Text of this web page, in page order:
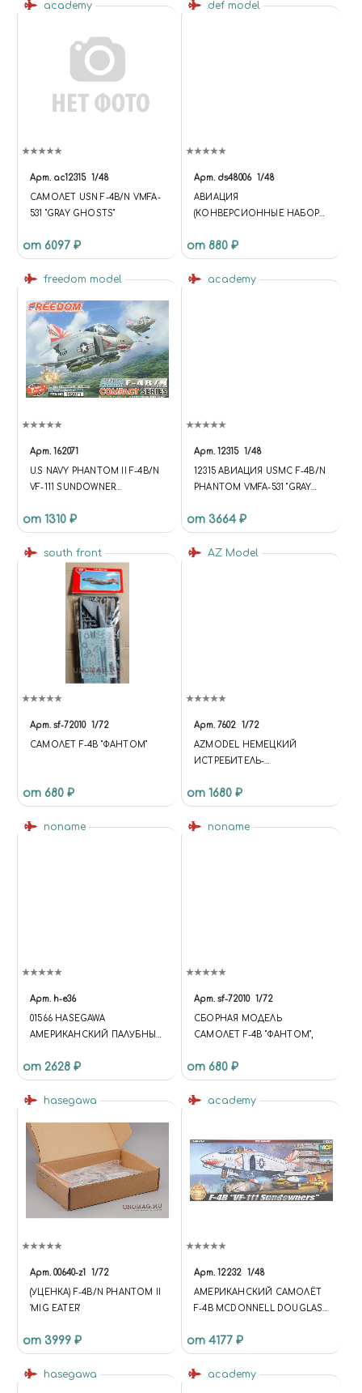
academy
Арт. ac12315 1/48
САМОЛЕТ USN F-4B/N VMFA-
531 "GRAY GHOSTS"
от 6097 ₽
def model
Арт. ds48006 1/48
АВИАЦИЯ
(КОНВЕРСИОННЫЕ НАБОРЫ)
PHANTOM II FOD COVER SET
(FOR ACADEMY 1/48)
от 880 ₽
freedom model
Арт. 162071
U.S NAVY PHANTOM II F-4B/N
VF-111 SUNDOWNER
от 1310 ₽
academy
Арт. 12315 1/48
12315 АВИАЦИЯ USMC F-4B/N
PHANTOM VMFA-531 "GRAY
от 3664 ₽
south front
Арт. sf-72010 1/72
САМОЛЕТ F-4B "ФАНТОМ"
от 680 ₽
AZ Model
Арт. 7602 1/72
AZMODEL НЕМЕЦКИЙ
ИСТРЕБИТЕЛЬ-
4B
от 1680 ₽
noname
Арт. h-e36
01566 HASEGAWA
АМЕРИКАНСКИЙ ПАЛУБНЫЙ
PHANTOM (1:72)
от 2628 ₽
noname
Арт. sf-72010 1/72
СБОРНАЯ МОДЕЛЬ
САМОЛЕТ F-4B "ФАНТОМ",
от 680 ₽
hasegawa
Арт. 00640-z1 1/72
(УЦЕНКА) F-4B/N PHANTOM II
'MIG EATER'
от 3999 ₽
academy
Арт. 12232 1/48
АМЕРИКАНСКИЙ САМОЛЁТ
F-4B MCDONNELL DOUGLAS,
SUNDOWNERS
от 4177 ₽
hasegawa academy